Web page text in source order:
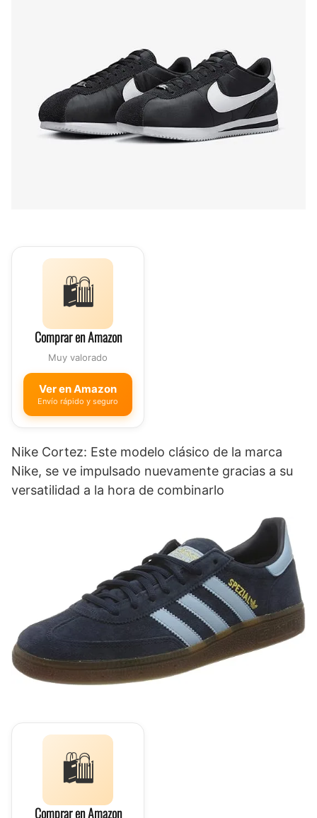
🛍️
Comprar en Amazon
Muy valorado
Ver en Amazon
Envío rápido y seguro
Nike Cortez: Este modelo clásico de la marca
Nike, se ve impulsado nuevamente gracias a su
versatilidad a la hora de combinarlo
🛍️
Comprar en Amazon